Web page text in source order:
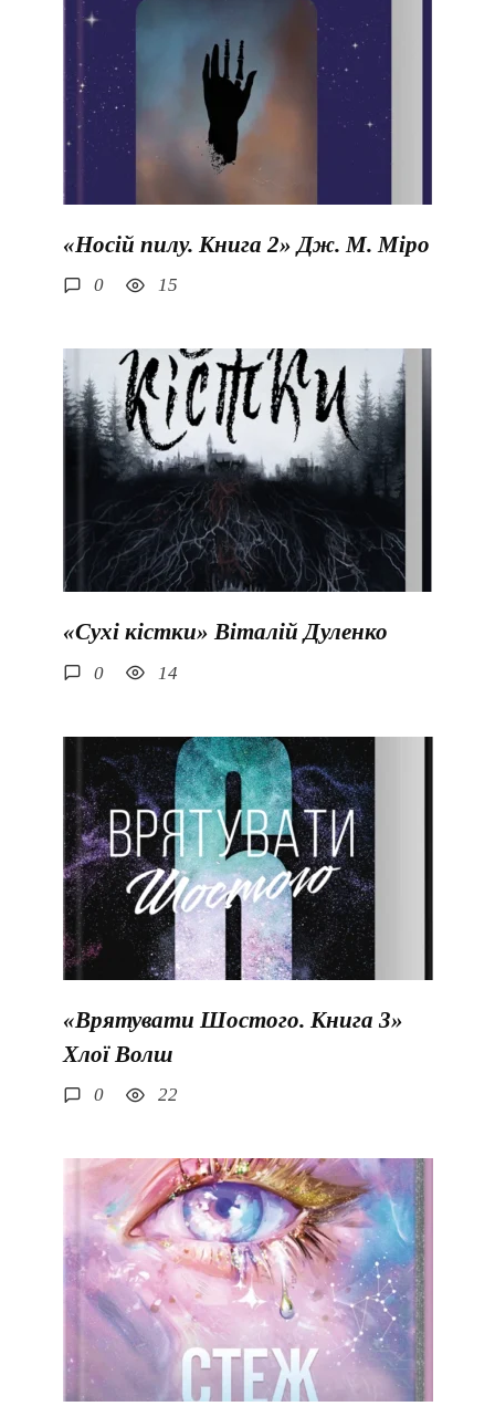
«Носій пилу. Книга 2» Дж. М. Міро
0 15
«Сухі кістки» Віталій Дуленко
0 14
«Врятувати Шостого. Книга 3»
Хлої Волш
0 22